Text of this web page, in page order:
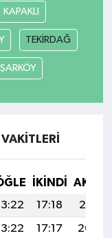
KAPAKLI
TEKİRDAĞ
ŞARKÖY
İKINDI
17:18
20:41
17:17
20:40